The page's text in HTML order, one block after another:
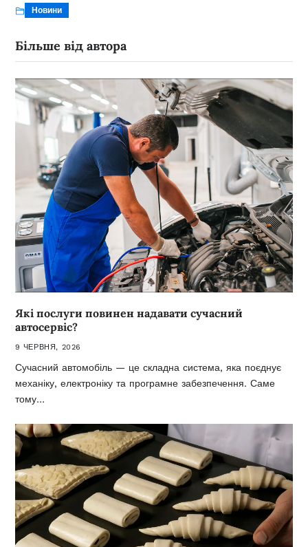
Новини
Більше від автора
Які послуги повинен надавати сучасний
автосервіс?
9 ЧЕРВНЯ, 2026
Сучасний автомобіль — це складна система, яка поєднує
механіку, електроніку та програмне забезпечення. Саме
тому…